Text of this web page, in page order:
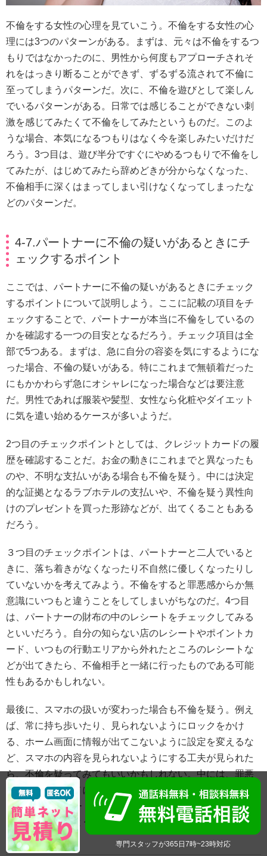
不倫をする女性の心理を見ていこう。不倫をする女性の心
理には3つのパターンがある。まずは、元々は不倫をするつ
もりではなかったのに、男性から何度もアプローチされそ
れをはっきり断ることができず、ずるずる流されて不倫に
至ってしまうパターンだ。次に、不倫を遊びとして楽しん
でいるパターンがある。日常では感じることができない刺
激を感じてみたくて不倫をしてみたというものだ。このよ
うな場合、本気になるつもりはなく今を楽しみたいだけだ
ろう。3つ目は、遊び半分ですぐにやめるつもりで不倫をし
てみたが、はじめてみたら辞めどきが分からなくなった、
不倫相手に深くはまってしまい引けなくなってしまったな
どのパターンだ。
4-7.パートナーに不倫の疑いがあるときにチ
ェックするポイント
ここでは、パートナーに不倫の疑いがあるときにチェック
するポイントについて説明しよう。ここに記載の項目をチ
ェックすることで、パートナーが本当に不倫をしているの
かを確認する一つの目安となるだろう。チェック項目は全
部で5つある。まずは、急に自分の容姿を気にするようにな
った場合、不倫の疑いがある。特にこれまで無頓着だった
にもかかわらず急にオシャレになった場合などは要注意
だ。男性であれば服装や髪型、女性なら化粧やダイエット
に気を遣い始めるケースが多いようだ。
2つ目のチェックポイントとしては、クレジットカードの履
歴を確認することだ。お金の動きにこれまでと異なったも
のや、不明な支払いがある場合も不倫を疑う。中には決定
的な証拠となるラブホテルの支払いや、不倫を疑う異性向
けのプレゼントを買った形跡などが、出てくることもある
だろう。
３つ目のチェックポイントは、パートナーと二人でいると
きに、落ち着きがなくなったり不自然に優しくなったりし
ていないかを考えてみよう。不倫をすると罪悪感からか無
意識にいつもと違うことをしてしまいがちなのだ。4つ目
は、パートナーの財布の中のレシートをチェックしてみる
といいだろう。自分の知らない店のレシートやポイントカ
ード、いつもの行動エリアから外れたところのレシートな
どが出てきたら、不倫相手と一緒に行ったものである可能
性もあるかもしれない。
最後に、スマホの扱いが変わった場合も不倫を疑う。例え
ば、常に持ち歩いたり、見られないようにロックをかけ
る、ホーム画面に情報が出てこないように設定を変えるな
ど、スマホの内容を見られないようにする工夫が見られた
ら、不倫を疑ってみてもいいかもしれない。中には、罪悪
感から連絡がマメになったり、安全に不倫相手に会う時間
を探るためにパートナーの状況を把握しようと連絡が増え
るケースもあるようだ。
専門スタッフが365日7時~23時対応